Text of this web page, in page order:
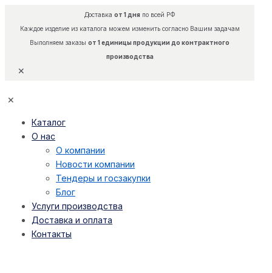
Доставка от 1 дняпо всей РФ
Каждое изделие из каталога можем изменить согласно Вашим задачам
Выполняем заказы от 1 единицы продукции до контрактного
производства
✕
✕
Каталог
О нас
О компании
Новости компании
Тендеры и госзакупки
Блог
Услуги производства
Доставка и оплата
Контакты